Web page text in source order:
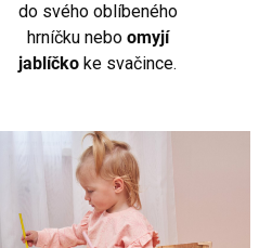
do svého oblíbeného
hrníčku nebo omyjí
jablíčko ke svačince.